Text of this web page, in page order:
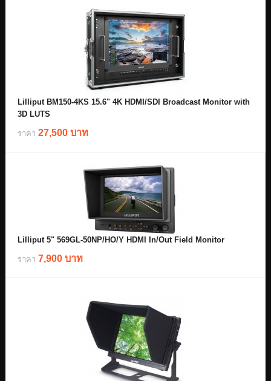
Lilliput BM150-4KS 15.6" 4K HDMI/SDI Broadcast Monitor with
3D LUTS
ราคา 27,500 บาท
Lilliput 5" 569GL-50NP/HO/Y HDMI In/Out Field Monitor
ราคา 7,900 บาท